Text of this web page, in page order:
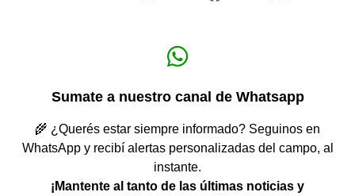
Sumate a nuestro canal de Whatsapp
🌾 ¿Querés estar siempre informado? Seguinos en
WhatsApp y recibí alertas personalizadas del campo, al
instante.
¡Mantente al tanto de las últimas noticias y